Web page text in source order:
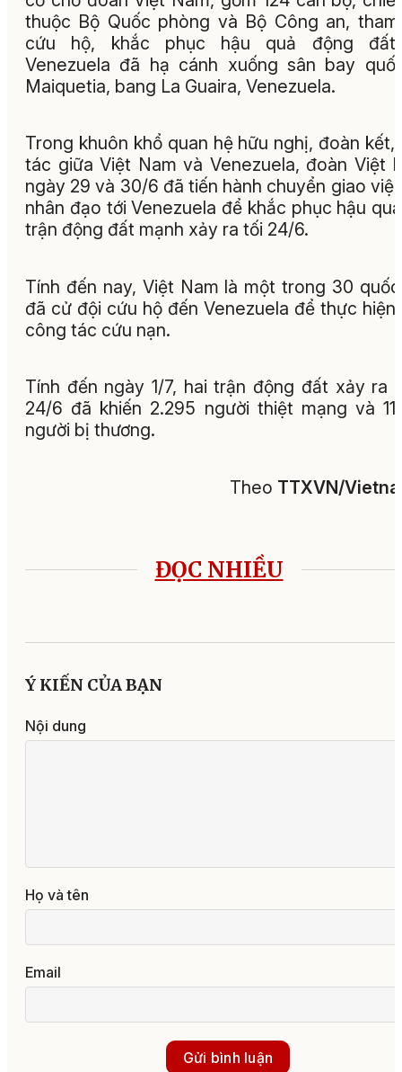
thuộc Bộ Quốc phòng và Bộ Công an,
cứu hộ, khắc phục hậu quả động
Venezuela đã hạ cánh xuống sân bay
Maiquetia, bang La Guaira, Venezuela.
Trong khuôn khổ quan hệ hữu nghị, đoàn kết,
tác giữa Việt Nam và Venezuela, đoàn Việt
ngày 29 và 30/6 đã tiến hành chuyển giao
nhân đạo tới Venezuela để khắc phục hậu
trận động đất mạnh xảy ra tối 24/6.
Tính đến nay, Việt Nam là một trong 30
đã cử đội cứu hộ đến Venezuela để thực hiện
công tác cứu nạn.
Tính đến ngày 1/7, hai trận động đất xảy ra
24/6 đã khiến 2.295 người thiệt mạng và
người bị thương.
Theo TTXVN/
ĐỌC NHIỀU
Ý KIẾN CỦA BẠN
Nội dung
Họ và tên
Email
Gửi bình luận